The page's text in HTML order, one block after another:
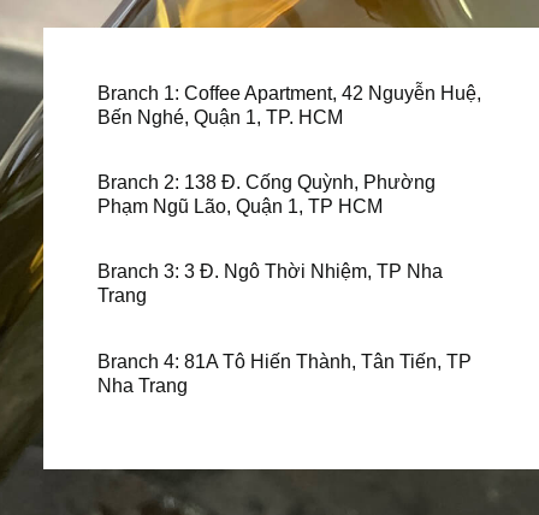
Branch 1: Coffee Apartment, 42 Nguyễn Huệ,
Bến Nghé, Quận 1, TP. HCM
Branch 2: 138 Đ. Cống Quỳnh, Phường
Phạm Ngũ Lão, Quận 1, TP HCM
Branch 3: 3 Đ. Ngô Thời Nhiệm, TP Nha
Trang
Branch 4: 81A Tô Hiến Thành, Tân Tiến, TP
Nha Trang